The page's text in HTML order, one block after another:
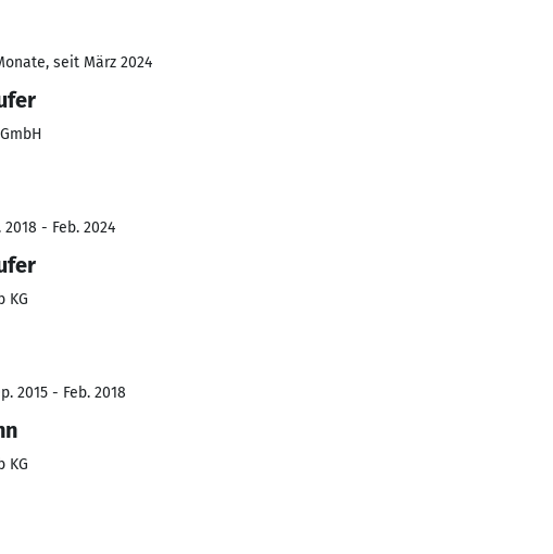
seit März 2024
- Feb. 2024
KG
2015 - Feb. 2018
KG